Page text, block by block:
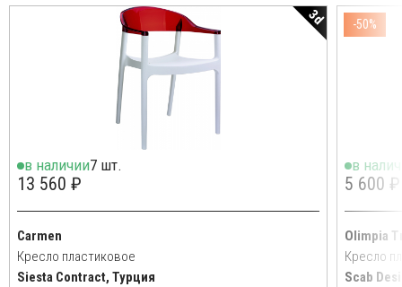
3d
в наличии7 шт.
13 560 ₽
Carmen
Кресло пластиковое
Siesta Contract, Турция
-50%
в
5 600 ₽
Olimpia
Кресло
Scab